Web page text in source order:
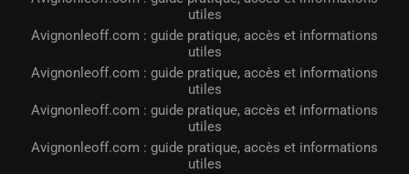
utiles
Avignonleoff.com : guide pratique, accès et informations
utiles
Avignonleoff.com : guide pratique, accès et informations
utiles
Avignonleoff.com : guide pratique, accès et informations
utiles
Avignonleoff.com : guide pratique, accès et informations
utiles